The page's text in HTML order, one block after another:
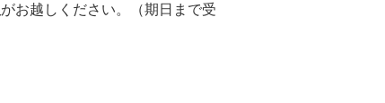
がお越しください。（期日まで受